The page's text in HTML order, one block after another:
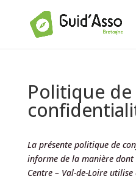
Politique de
La présente politique de
informe de la manière
Centre – Val-de-Loireutilise